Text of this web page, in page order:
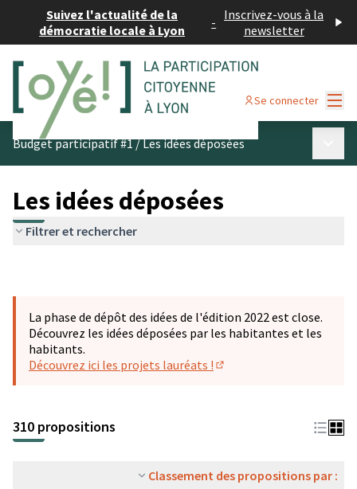
Suivez l'actualité de la
démocratie locale à Lyon
- Inscrivez-vous à la
newsletter
Se connecter
Budget participatif #1/Les idées déposées
Les idées déposées
Filtrer et rechercher
La phase de dépôt des idées de l'édition 2022 est close.
Découvrez les idées déposées par les habitantes et les
habitants.
Découvrez ici les projets lauréats !
310 propositions
Classement des propositions par :